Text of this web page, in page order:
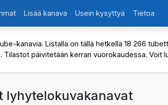
Lisää kanava Usein kysyttyä Tietoa
kanavia. Listalla on tällä hetkellä 18 266
päivitetään kerran vuorokaudessa. Voit
lyhytelokuvakanavat